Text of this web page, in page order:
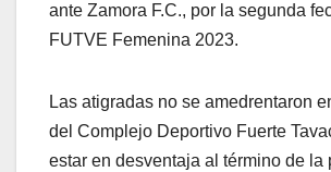
ante Zamora F.C., por la segunda
FUTVE Femenina 2023.
Las atigradas no se amedrentaron
del Complejo Deportivo Fuerte
estar en desventaja al término de la